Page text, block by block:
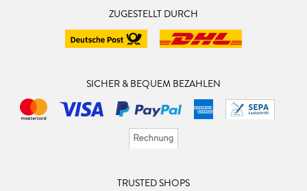
ZUGESTELLT DURCH
SICHER & BEQUEM BEZAHLEN
TRUSTED SHOPS